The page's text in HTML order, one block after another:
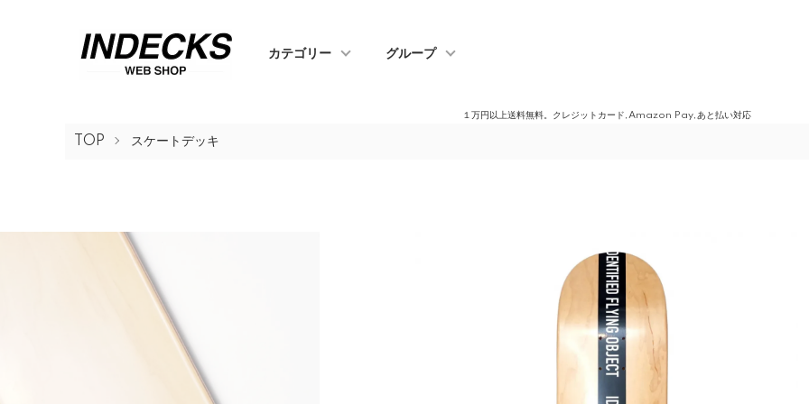
１万円以上送料無料。クレジットカード,Amazon Pay,あと払い対応
カテゴリー グループ
TOP スケートデッキ